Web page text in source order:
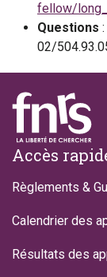
fellow/
Questions :
02/
Footer
Accès
Règlements &
Calendrier des
Résultats des